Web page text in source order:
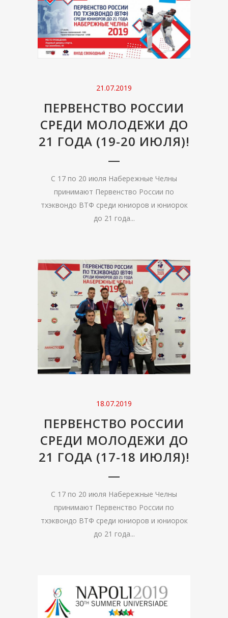
21.07.2019
ПЕРВЕНСТВО РОССИИ
СРЕДИ МОЛОДЕЖИ ДО
21 ГОДА (19-20 ИЮЛЯ)!
С 17 по 20 июля Набережные Челны
принимают Первенство России по
тхэквондо ВТФ среди юниоров и юниорок
до 21 года...
18.07.2019
ПЕРВЕНСТВО РОССИИ
СРЕДИ МОЛОДЕЖИ ДО
21 ГОДА (17-18 ИЮЛЯ)!
С 17 по 20 июля Набережные Челны
принимают Первенство России по
тхэквондо ВТФ среди юниоров и юниорок
до 21 года...